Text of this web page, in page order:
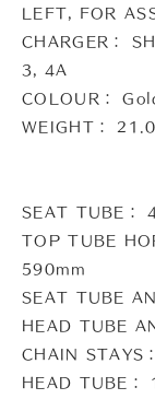
LEFT, FOR
CHARGER：
3, 4A
COLOUR：
WEIGHT：
SEAT TUBE：
TOP TUBE
590mm
SEAT TUBE
HEAD TUBE
CHAIN STAYS
HEAD TUBE：